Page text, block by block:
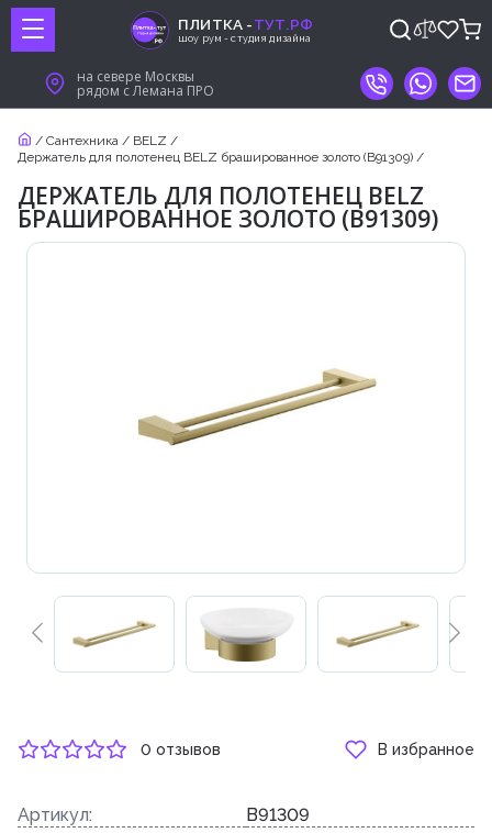
ПЛИТКА -ТУТ.РФ
шоу рум - студия дизайна
на севере Москвы
рядом с Лемана ПРО
/ Сантехника / BELZ /
Держатель для полотенец BELZ брашированное золото (B91309) /
ДЕРЖАТЕЛЬ ДЛЯ ПОЛОТЕНЕЦ BELZ
БРАШИРОВАННОЕ ЗОЛОТО (B91309)
0 отзывов В избранное
Артикул: B91309